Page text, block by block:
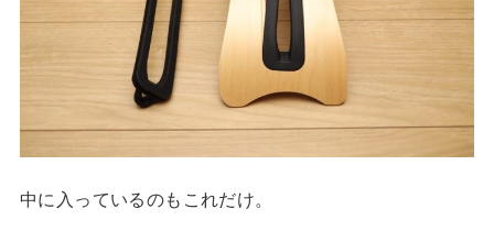
中に入っているのもこれだけ。